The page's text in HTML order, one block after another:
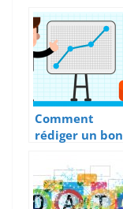
Comment
rédiger un bon